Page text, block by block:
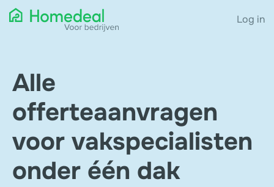
Log in
Alle
offerteaanvragen
voor vakspecialisten
onder één dak